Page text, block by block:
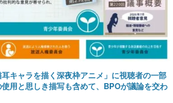
耳キャラを描く深夜枠アニメ」に視聴者の一部
用と思しき描写も含めて、BPOが議論を交わ